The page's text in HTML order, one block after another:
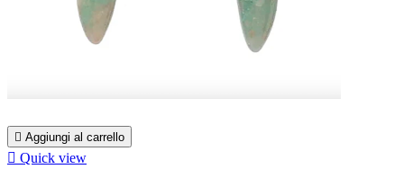
 Aggiungi al carrello
 Quick view